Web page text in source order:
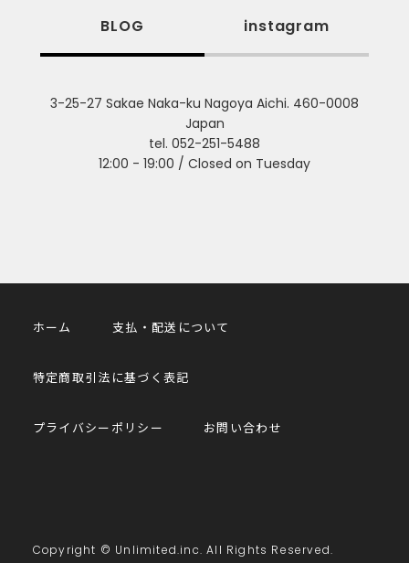
BLOG instagram
3-25-27 Sakae Naka-ku Nagoya Aichi. 460-0008
Japan
tel. 052-251-5488
12:00 - 19:00 / Closed on Tuesday
ホーム 支払・配送について
特定商取引法に基づく表記
プライバシーポリシー お問い合わせ
Copyright © Unlimited.inc. All Rights Reserved.